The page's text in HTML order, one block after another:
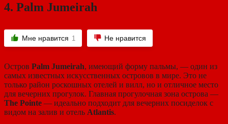
4. Palm Jumeirah
Мне нравится 1 Не нравится
Остров Palm Jumeirah, имеющий форму пальмы, — один из
самых известных искусственных островов в мире. Это не
только район роскошных отелей и вилл, но и отличное место
для вечерних прогулок. Главная прогулочная зона острова —
The Pointe — идеально подходит для вечерних посиделок с
видом на залив и отель Atlantis.